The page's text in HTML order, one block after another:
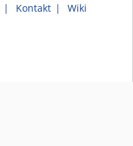
Kontakt Wiki